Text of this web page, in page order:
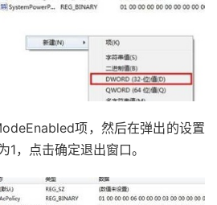
项，然后在弹出的设置
1，点击确定退出窗口。